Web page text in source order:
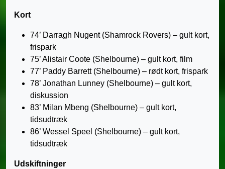
Kort
74’ Darragh Nugent (Shamrock Rovers) – gult kort,
frispark
75’ Alistair Coote (Shelbourne) – gult kort, film
77’ Paddy Barrett (Shelbourne) – rødt kort, frispark
78’ Jonathan Lunney (Shelbourne) – gult kort,
diskussion
83’ Milan Mbeng (Shelbourne) – gult kort,
tidsudtræk
86’ Wessel Speel (Shelbourne) – gult kort,
tidsudtræk
Udskiftninger